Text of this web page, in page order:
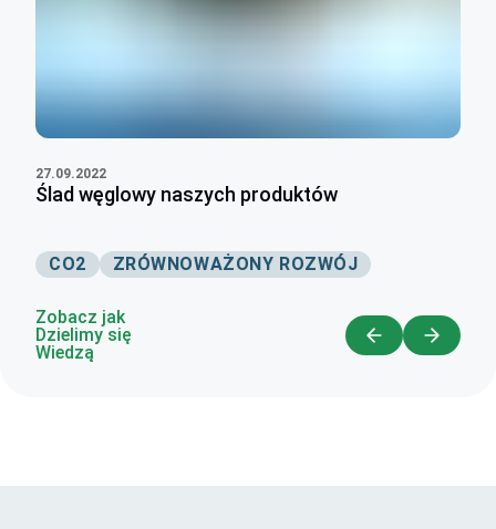
27.09.2022
Ślad węglowy naszych produktów
CO2 ZRÓWNOWAŻONY ROZWÓJ
Zobacz jak
Dzielimy się
Wiedzą